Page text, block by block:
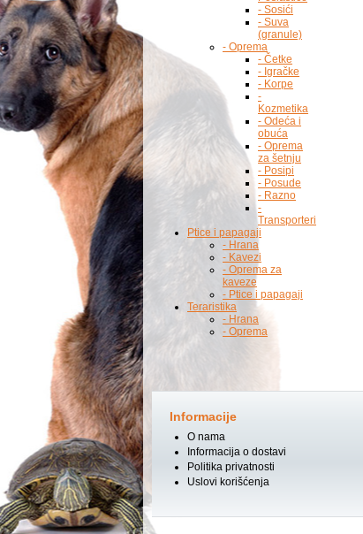
- Sosići
- Suva
(granule)
- Oprema
- Četke
- Igračke
- Korpe
-
Kozmetika
- Odeća i
obuća
- Oprema
za šetnju
- Posipi
- Posude
- Razno
-
Transporteri
Ptice i papagaji
- Hrana
- Kavezi
- Oprema za
kaveze
- Ptice i papagaji
Teraristika
- Hrana
- Oprema
Informacije
O nama
Informacija o dostavi
Politika privatnosti
Uslovi korišćenja